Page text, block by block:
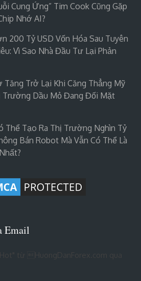
Cung Ứng” Tim Cook Cũng Gặp
Nhớ AI?
200 Tỷ USD Vốn Hóa Sau Tuyên
Vì Sao Nhà Đầu Tư Lại Phản
Tăng Trở Lại Khi Căng Thẳng Mỹ
Trường Dầu Mỏ Đang Đối Mặt
Thể Tạo Ra Thị Trường Nghìn Tỷ
Bán Robot Mà Vẫn Có Thể Là
Email
từ HuongDanForex.com qua